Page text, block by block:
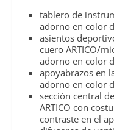
tablero de
adorno en color
asientos
cuero ARTICO/
adorno en color
apoyabrazos en
adorno en color
sección central
ARTICO con
contraste en el